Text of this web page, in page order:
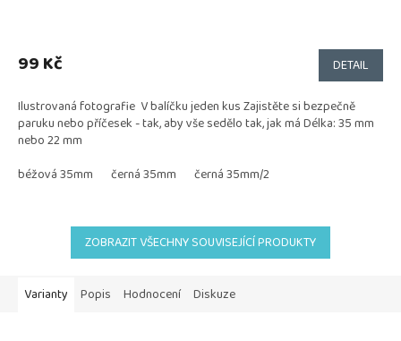
99 Kč DETAIL
Ilustrovaná fotografie V balíčku jeden kus Zajistěte si bezpečně
paruku nebo příčesek - tak, aby vše sedělo tak, jak má Délka: 35 mm
nebo 22 mm
béžová 35mm
černá 35mm černá 35mm/2
ZOBRAZIT VŠECHNY SOUVISEJÍCÍ PRODUKTY
Varianty Popis Hodnocení Diskuze